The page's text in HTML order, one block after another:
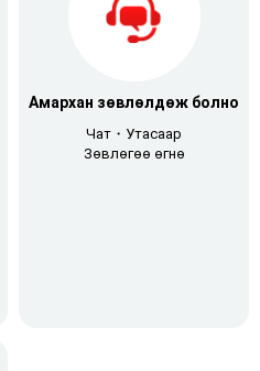
Амархан зөвлөлдөж болно
Чат・Утасаар
Зөвлөгөө өгнө